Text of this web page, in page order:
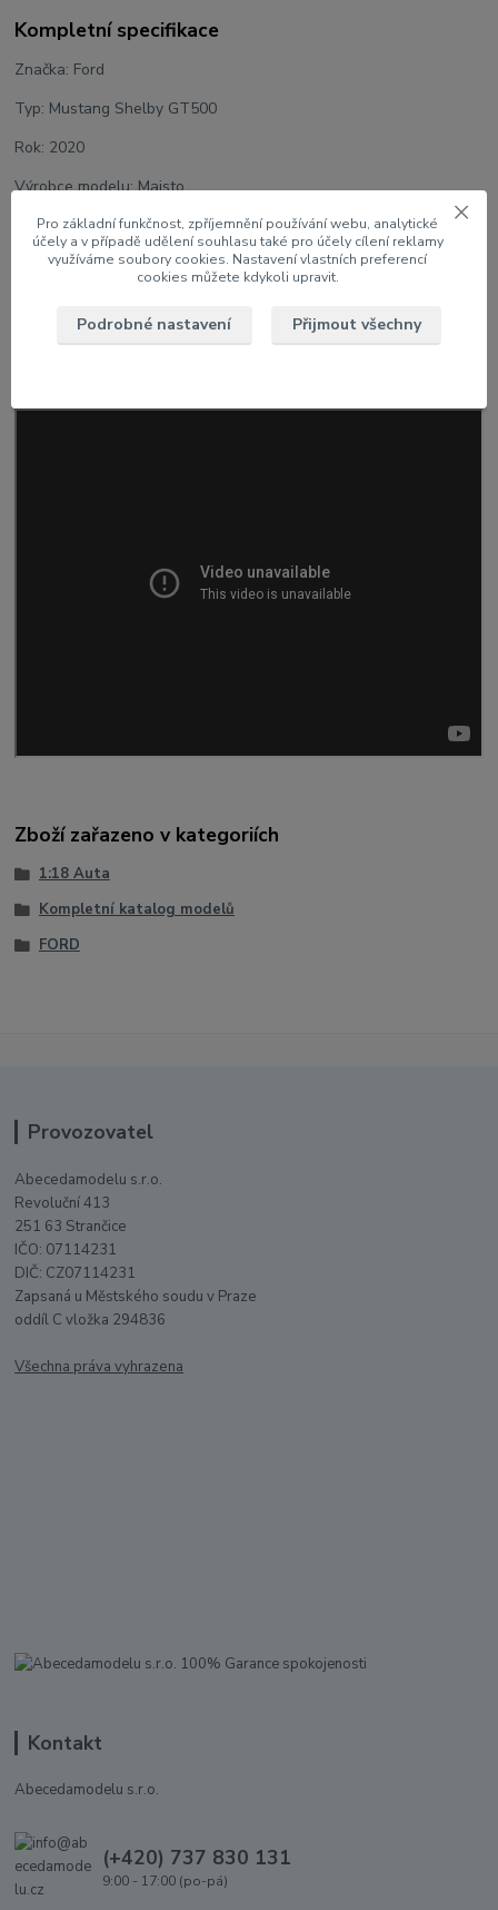
Kompletní specifikace
Značka: Ford
Typ: Mustang Shelby GT500
Rok: 2020
Výrobce modelu: Maisto
Měřítko: 1:18
Velikost: 25,5 cm
U modelu lze otáčet koly, otevřít dveře, víko motoru a kufru
Zboží zařazeno v kategoriích
1:18 Auta
Kompletní katalog modelů
FORD
Provozovatel
Abecedamodelu s.r.o.
Revoluční 413
251 63 Strančice
IČO: 07114231
DIČ: CZ07114231
Zapsaná u Městského soudu v Praze
oddíl C vložka 294836
Všechna práva vyhrazena
Kontakt
Abecedamodelu s.r.o.
(+420) 737 830 131
9:00 - 17:00 (po-pá)
Pro základní funkčnost, zpříjemnění používání webu, analytické
účely a v případě udělení souhlasu také pro účely cílení reklamy
využíváme soubory cookies. Nastavení vlastních preferencí
cookies můžete kdykoli upravit.
Podrobné nastavení Přijmout všechny